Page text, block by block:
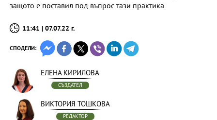
защото е поставил под въпрос тази практика
11:41 | 07.07.22 г.
СПОДЕЛИ:
ЕЛЕНА КИРИЛОВА
СЪЗДАТЕЛ
ВИКТОРИЯ ТОШКОВА
РЕДАКТОР